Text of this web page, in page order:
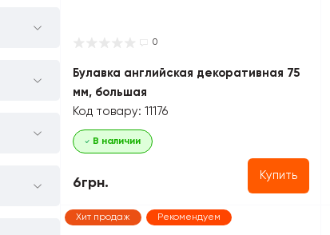
0
Булавка английская декоративная 75
мм, большая
Код товару: 11176
В наличии
6грн.
Купить
Хит продаж Рекомендуем